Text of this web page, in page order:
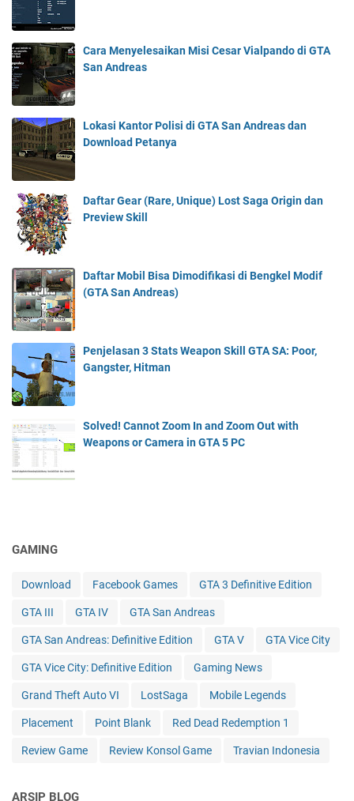
Cara Menyelesaikan Misi Cesar Vialpando di GTA
San Andreas
Lokasi Kantor Polisi di GTA San Andreas dan
Download Petanya
Daftar Gear (Rare, Unique) Lost Saga Origin dan
Preview Skill
Daftar Mobil Bisa Dimodifikasi di Bengkel Modif
(GTA San Andreas)
Penjelasan 3 Stats Weapon Skill GTA SA: Poor,
Gangster, Hitman
Solved! Cannot Zoom In and Zoom Out with
Weapons or Camera in GTA 5 PC
GAMING
Download Facebook Games GTA 3 Definitive Edition
GTA III GTA IV GTA San Andreas
GTA San Andreas: Definitive Edition GTA V GTA Vice City
GTA Vice City: Definitive Edition Gaming News
Grand Theft Auto VI LostSaga Mobile Legends
Placement Point Blank Red Dead Redemption 1
Review Game Review Konsol Game Travian Indonesia
ARSIP BLOG